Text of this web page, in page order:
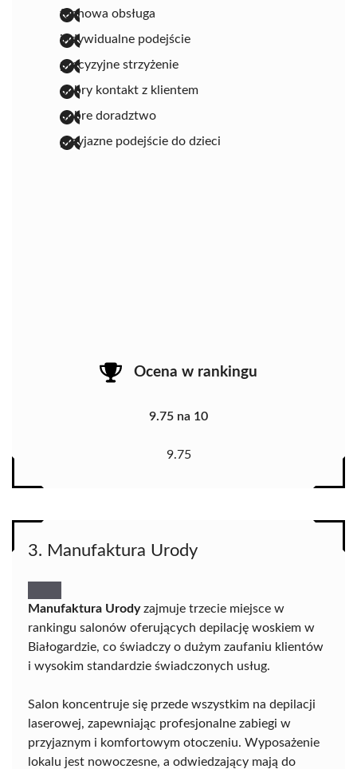
fachowa obsługa
indywidualne podejście
precyzyjne strzyżenie
dobry kontakt z klientem
dobre doradztwo
przyjazne podejście do dzieci
Ocena w rankingu
9.75 na 10
9.75
3. Manufaktura Urody
Manufaktura Urodyzajmuje trzecie miejsce w
rankingu salonów oferujących depilację woskiem w
Białogardzie, co świadczy o dużym zaufaniu klientów
i wysokim standardzie świadczonych usług.
Salon koncentruje się przede wszystkim na depilacji
laserowej, zapewniając profesjonalne zabiegi w
przyjaznym i komfortowym otoczeniu. Wyposażenie
lokalu jest nowoczesne, a odwiedzający mają do